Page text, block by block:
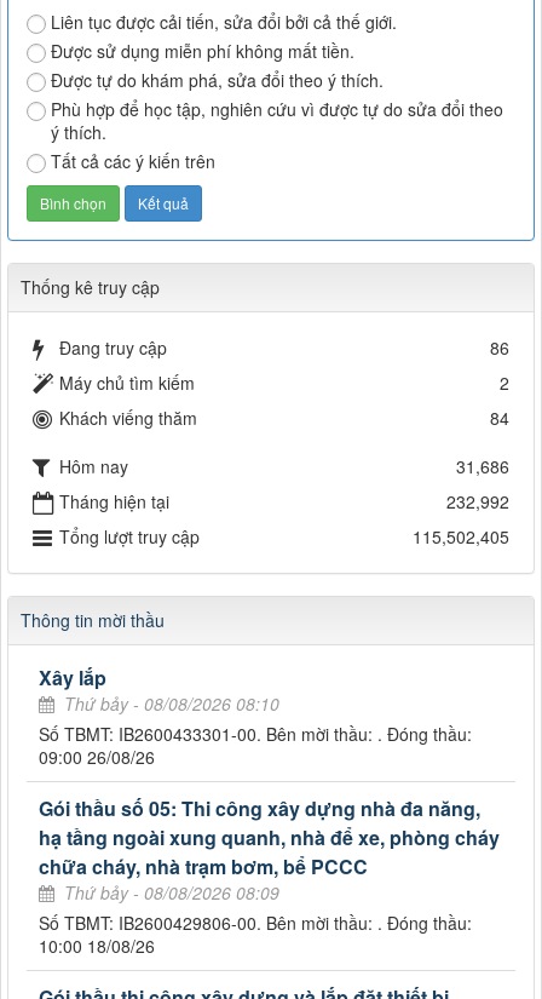
Liên tục được cải tiến, sửa đổi bởi cả thế giới.
Được sử dụng miễn phí không mất tiền.
Được tự do khám phá, sửa đổi theo ý thích.
Phù hợp để học tập, nghiên cứu vì được tự do sửa đổi theo
ý thích.
Tất cả các ý kiến trên
Thống kê truy cập
Đang truy cập
86
Máy chủ tìm kiếm
2
Khách viếng thăm
84
Hôm nay
31,686
Tháng hiện tại
232,992
Tổng lượt truy cập
115,502,405
Thông tin mời thầu
Xây lắp
Thứ bảy - 08/08/2026 08:10
Số TBMT: IB2600433301-00. Bên mời thầu: . Đóng thầu:
09:00 26/08/26
Gói thầu số 05: Thi công xây dựng nhà đa năng,
hạ tầng ngoài xung quanh, nhà để xe, phòng cháy
chữa cháy, nhà trạm bơm, bể PCCC
Thứ bảy - 08/08/2026 08:09
Số TBMT: IB2600429806-00. Bên mời thầu: . Đóng thầu:
10:00 18/08/26